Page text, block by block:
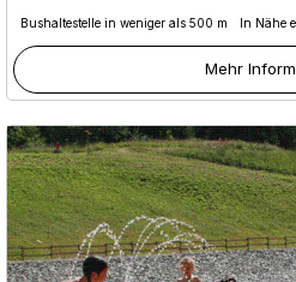
Bushaltestelle in weniger als 500 m In Nähe
Mehr